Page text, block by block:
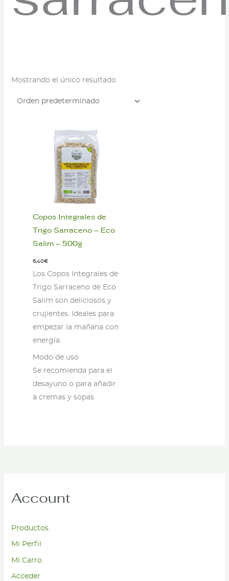
Account
Productos
Mi Perfil
Mi Carro
Acceder
Mostrando el único resultado
Copos Integrales de
Trigo Sarraceno – Eco
Salim – 500g
6,40€
Los Copos Integrales de
Trigo Sarraceno de Eco
Salim son deliciosos y
crujientes. Ideales para
empezar la mañana con
energía.
Modo de uso
Se recomienda para el
desayuno o para añadir
a cremas y sopas.